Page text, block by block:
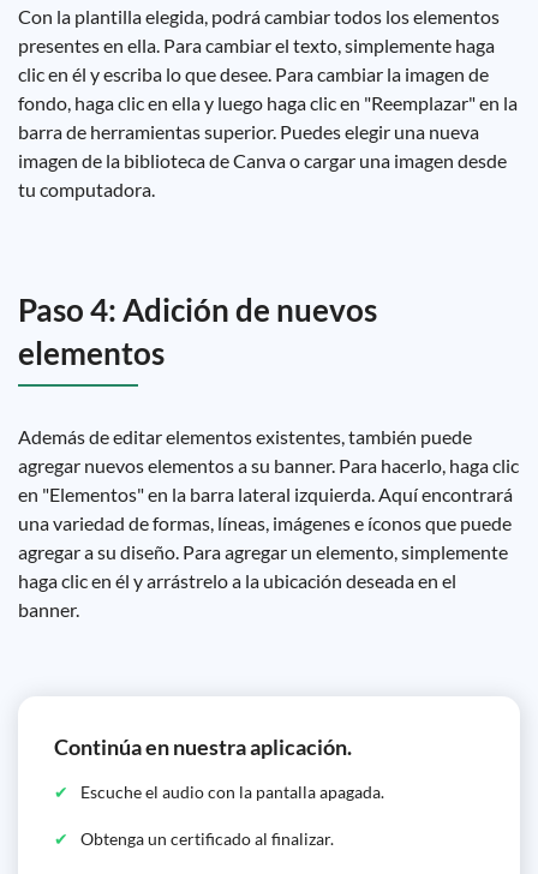
Con la plantilla elegida, podrá cambiar todos los elementos
presentes en ella. Para cambiar el texto, simplemente haga
clic en él y escriba lo que desee. Para cambiar la imagen de
fondo, haga clic en ella y luego haga clic en "Reemplazar" en la
barra de herramientas superior. Puedes elegir una nueva
imagen de la biblioteca de Canva o cargar una imagen desde
tu computadora.
Paso 4: Adición de nuevos
elementos
Además de editar elementos existentes, también puede
agregar nuevos elementos a su banner. Para hacerlo, haga clic
en "Elementos" en la barra lateral izquierda. Aquí encontrará
una variedad de formas, líneas, imágenes e íconos que puede
agregar a su diseño. Para agregar un elemento, simplemente
haga clic en él y arrástrelo a la ubicación deseada en el
banner.
Continúa en nuestra aplicación.
Escuche el audio con la pantalla apagada.
Obtenga un certificado al finalizar.